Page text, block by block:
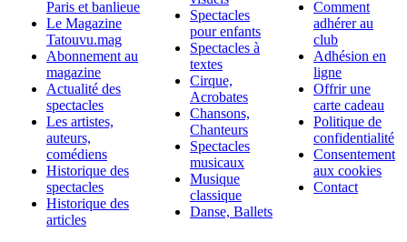
Paris et banlieue
Le Magazine
Tatouvu.mag
Abonnement au
magazine
Actualité des
spectacles
Les artistes,
auteurs,
comédiens
Historique des
spectacles
Historique des
articles
Spectacles
pour enfants
Spectacles à
textes
Cirque,
Acrobates
Chansons,
Chanteurs
Spectacles
musicaux
Musique
classique
Danse, Ballets
Comment
adhérer au
club
Adhésion en
ligne
Offrir une
carte cadeau
Politique de
confidentialité
Consentement
aux cookies
Contact